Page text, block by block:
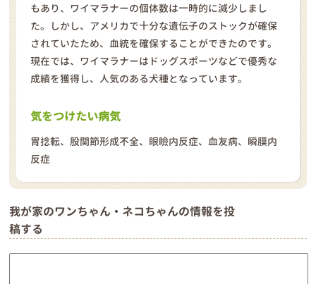
もあり、ワイマラナーの個体数は一時的に減少しまし
た。しかし、アメリカで十分な遺伝子のストックが確保
されていたため、血統を確保することができたのです。
現在では、ワイマラナーはドッグスポーツなどで優秀な
成績を獲得し、人気のある犬種となっています。
気をつけたい病気
胃捻転、股関節形成不全、眼瞼内反症、血友病、瞬膜内
反症
我が家のワンちゃん・ネコちゃんの情報を投
稿する